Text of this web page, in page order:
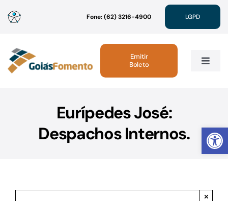
Abrir
para
conteúdo
Fone: (62) 3216-4900 LGPD
Toggle
Linhas de Crédito
Emitir
Boleto
Eurípedes José:
Despachos Internos.
×